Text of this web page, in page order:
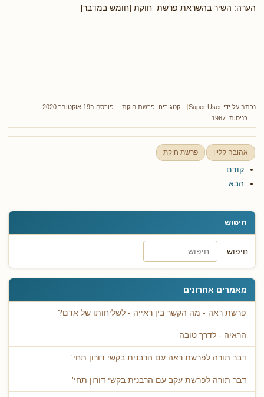
חיפוש
חיפוש...
מאמרים אחרונים
פרשת ראה - מה הקשר בין ראייה - לשליחותו של אדם?
הראיה - לדרך טובה
דבר תורה לפרשת ראה עם הרבנית בקשי דורון תחי'
דבר תורה לפרשת עקב עם הרבנית בקשי דורון תחי'
הערה: השיר בהשראת פרשת חוקת [חומש במדבר]
נכתב על ידי Super User קטגוריה: פרשת חוקת
פורסם ב19 אוקטובר 2020
כניסות: 1967
אהובה קליין פרשת חוקת
קודם
הבא